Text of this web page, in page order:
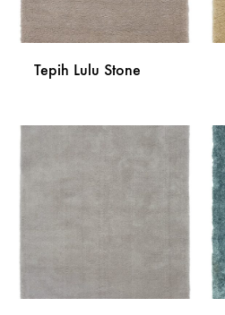
Tepih Lulu Stone
DODAJ
LISTU